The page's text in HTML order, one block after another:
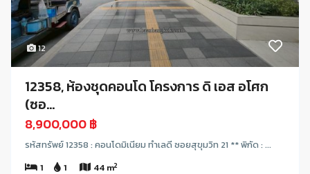
12
12358, ห้องชุดคอนโด โครงการ ดิ เอส อโศก
(ซอ...
8,900,000 ฿
รหัสทรัพย์ 12358 : คอนโดมิเนียม ทำเลดี ซอยสุขุมวิท 21 ** พิกัด : ...
1
1 44 m2